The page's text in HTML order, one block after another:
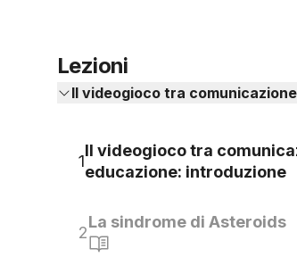
Lezioni
Il videogioco tra
1
Il videogioco tra
educazione: introduzione
2
La sindrome di Asteroids